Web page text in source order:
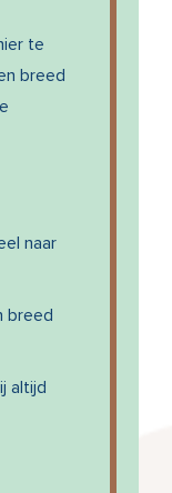
te
breed
naar
breed
altijd